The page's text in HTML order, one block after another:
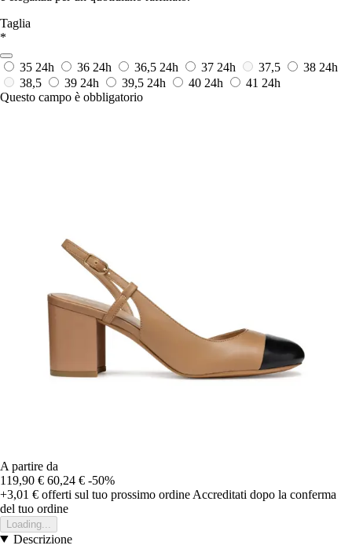
Taglia
*
35 24h 36 24h 36,5 24h 37 24h 37,5 38 24h
38,5
39 24h 39,5 24h 40 24h 41 24h
Questo campo è obbligatorio
A partire da
119,90 € 60,24 € -50%
+3,01 € offerti sul tuo prossimo ordine Accreditati dopo la conferma
del tuo ordine
Loading...
Descrizione